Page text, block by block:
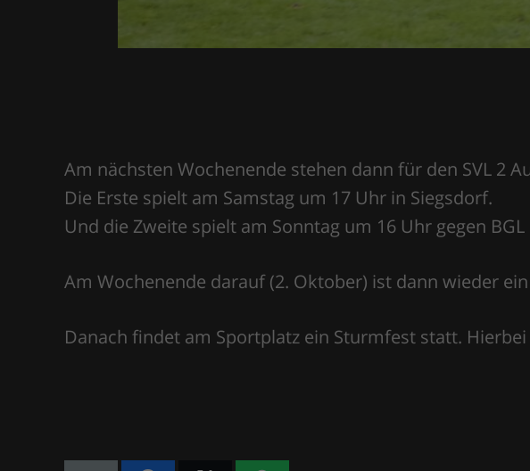
Am nächsten Wochenende stehen dann für den SVL 2
Die Erste spielt am Samstag um 17 Uhr in Siegsdorf.
Und die Zweite spielt am Sonntag um 16 Uhr gegen
Am Wochenende darauf (2. Oktober) ist dann wieder
Danach findet am Sportplatz ein Sturmfest statt.